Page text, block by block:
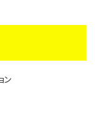
ン